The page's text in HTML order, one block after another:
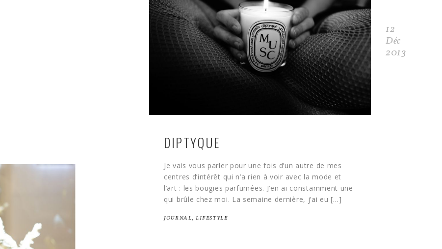
12
Déc
2013
DIPTYQUE
Je vais vous parler pour une fois d’un autre de mes
centres d’intérêt qui n’a rien à voir avec la mode et
l’art : les bougies parfumées. J’en ai constamment une
qui brûle chez moi. La semaine dernière, j’ai eu […]
JOURNAL, LIFESTYLE